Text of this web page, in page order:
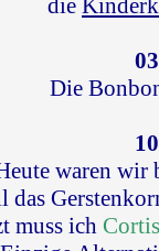
die
Die
waren wir
das
muss ich